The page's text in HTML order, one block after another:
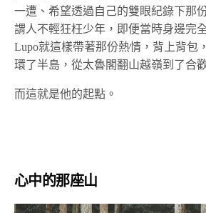
一遭、希望透過自己的雙眼紀錄下那
謂人不輕狂枉少年，即便當時身邊完
Lupo就這樣帶著那份熱情，背上背包
環了半島，從太魯閣翻山越嶺到了合
而這就是他的起點。
心中的那座山